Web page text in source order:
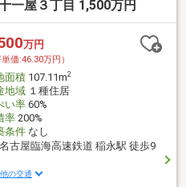
一屋３丁目 1,500万円
万円
単価:46.30万円）
面積107.11m2
地域１種住居
い率60%
率200%
条件なし
名古屋臨海高速鉄道 稲永駅 徒歩9
の交通